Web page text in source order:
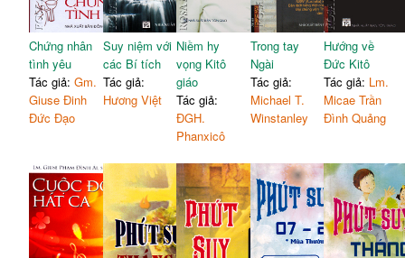
Chứng nhân
tình yêu
Tác giả:Gm.
Giuse Đinh
Đức Đạo
Suy niệm với
các Bí tích
Tác giả:
Hương Việt
Niềm hy
vọng Kitô
giáo
Tác giả:
ĐGH.
Phanxicô
Trong tay
Ngài
Tác giả:
Michael T.
Winstanley
Hướng về
Đức Kitô
Tác giả: Lm.
Micae Trần
Đình Quảng